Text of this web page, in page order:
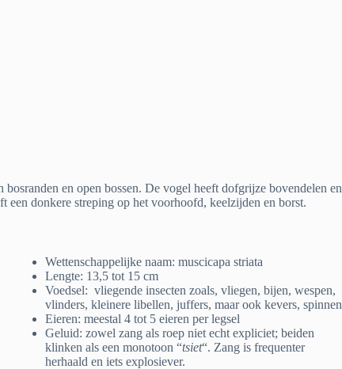
en open bossen. De vogel heeft dofgrijze bovendelen en
donkere streping op het voorhoofd, keelzijden en borst.
Wettenschappelijke naam: muscicapa striata
Lengte: 13,5 tot 15 cm
Voedsel: vliegende insecten zoals, vliegen, bijen, wespen,
vlinders, kleinere libellen, juffers, maar ook kevers, spinnen
Eieren: meestal 4 tot 5 eieren per legsel
Geluid: zowel zang als roep niet echt expliciet; beiden
klinken als een monotoon “tsiet“. Zang is frequenter
herhaald en iets explosiever.